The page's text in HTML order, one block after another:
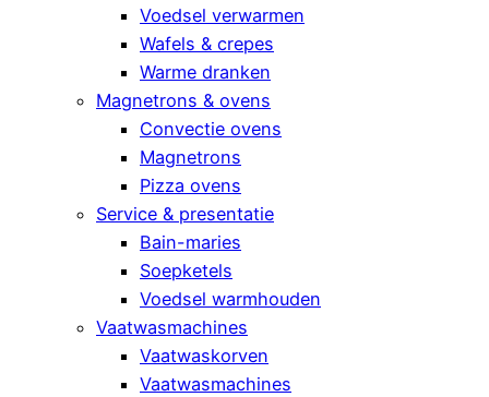
Voedsel verwarmen
Wafels & crepes
Warme dranken
Magnetrons & ovens
Convectie ovens
Magnetrons
Pizza ovens
Service & presentatie
Bain-maries
Soepketels
Voedsel warmhouden
Vaatwasmachines
Vaatwaskorven
Vaatwasmachines